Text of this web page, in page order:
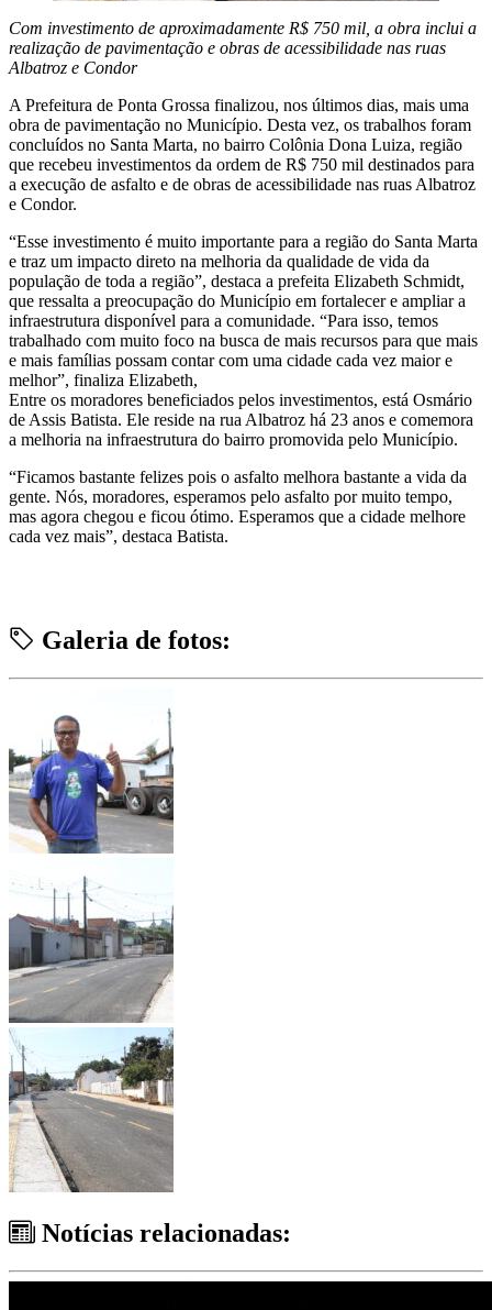
Com investimento de aproximadamente R$ 750 mil, a obra inclui a
realização de pavimentação e obras de acessibilidade nas ruas
Albatroz e Condor
A Prefeitura de Ponta Grossa finalizou, nos últimos dias, mais uma
obra de pavimentação no Município. Desta vez, os trabalhos foram
concluídos no Santa Marta, no bairro Colônia Dona Luiza, região
que recebeu investimentos da ordem de R$ 750 mil destinados para
a execução de asfalto e de obras de acessibilidade nas ruas Albatroz
e Condor.
“Esse investimento é muito importante para a região do Santa Marta
e traz um impacto direto na melhoria da qualidade de vida da
população de toda a região”, destaca a prefeita Elizabeth Schmidt,
que ressalta a preocupação do Município em fortalecer e ampliar a
infraestrutura disponível para a comunidade. “Para isso, temos
trabalhado com muito foco na busca de mais recursos para que mais
e mais famílias possam contar com uma cidade cada vez maior e
melhor”, finaliza Elizabeth,
Entre os moradores beneficiados pelos investimentos, está Osmário
de Assis Batista. Ele reside na rua Albatroz há 23 anos e comemora
a melhoria na infraestrutura do bairro promovida pelo Município.
“Ficamos bastante felizes pois o asfalto melhora bastante a vida da
gente. Nós, moradores, esperamos pelo asfalto por muito tempo,
mas agora chegou e ficou ótimo. Esperamos que a cidade melhore
cada vez mais”, destaca Batista.
Galeria de fotos:
Notícias relacionadas: